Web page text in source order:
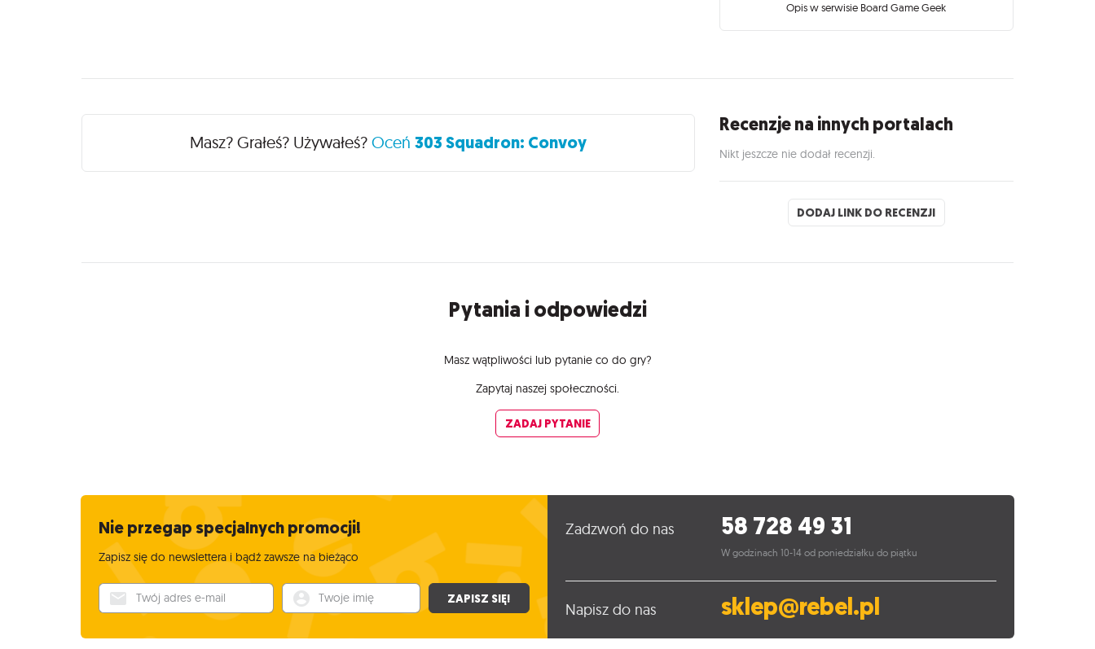
Opis w serwisie Board Game Geek
Recenzje
Masz? Grałeś? Używałeś? Oceń 303 Squadron: Convoy
Recenzje na innych portalach
Nikt jeszcze nie dodał recenzji.
DODAJ LINK DO RECENZJI
Pytania i odpowiedzi
Masz wątpliwości lub pytanie co do gry?
Zapytaj naszej społeczności.
ZADAJ PYTANIE
Nie przegap specjalnych promocji!
Zapisz się do newslettera i bądź zawsze na bieżąco
Twój adres e-mail Twoje imię ZAPISZ SIĘ!
Zadzwoń do nas 58 728 49 31
W godzinach 10-14 od poniedziałku do piątku
Napisz do nas sklep@rebel.pl